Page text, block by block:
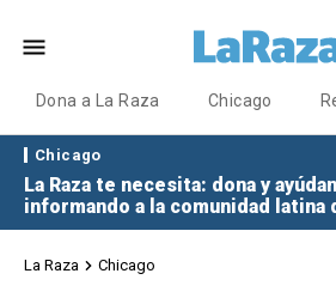
Dona a La Raza Chicago
Chicago
La Raza te necesita: dona y
informando a la comunidad latina
La Raza Chicago